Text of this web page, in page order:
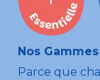
Nos Gammes
Parce que